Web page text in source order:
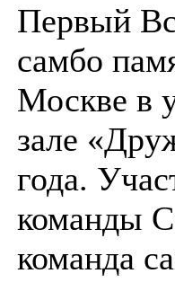
Первый
самбо
Москве в
зале
года.
команды
команда